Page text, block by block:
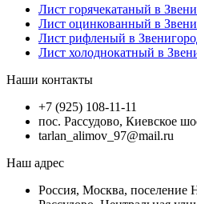
Лист горячекатаный в
Лист оцинкованный в
Лист рифленый в
Лист холоднокатный в
Наши контакты
+7 (925) 108-11-11
пос. Рассудово, Киевское
tarlan_alimov_97@mail.ru
Наш адрес
Россия, Москва, поселение